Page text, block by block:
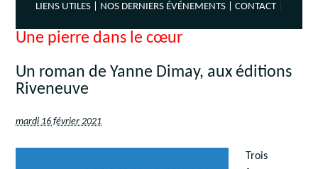
LIENS UTILES |
NOS DERNIERS ÉVÉNEMENTS | CONTACT|
Une pierre dans le cœur
Un roman de Yanne Dimay, aux éditions
Riveneuve
mardi 16 février 2021
Trois